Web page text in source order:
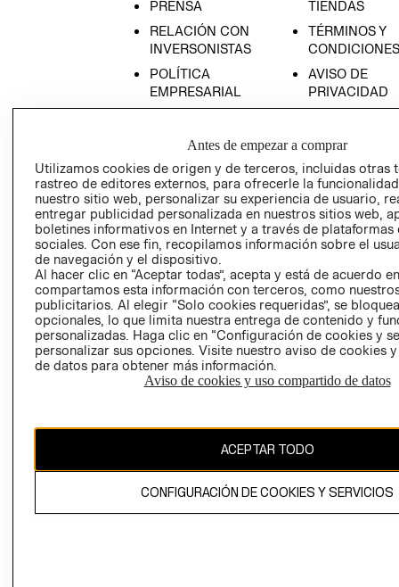
PRENSA
RELACIÓN CON
INVERSONISTAS
POLÍTICA
EMPRESARIAL
TIENDAS
TÉRMINOS Y
CONDICIONES
AVISO DE
PRIVACIDAD
AVISO DE
LIBRO DE
Ecuador ($)
CAMBIAR REGIÓN
propiedad de H&M Hennes & Mauritz AB.
Antes de empezar a comprar
Utilizamos cookies de origen y de terceros, incluidas otras
rastreo de editores externos, para ofrecerle la
nuestro sitio web, personalizar su experiencia de usuario,
entregar publicidad personalizada en nuestros sitios web,
boletines informativos en Internet y a través de plataformas
sociales. Con ese fin, recopilamos información sobre el
de navegación y el dispositivo.
Al hacer clic en “Aceptar todas”, acepta y está de acuerdo
compartamos esta información con terceros, como
publicitarios. Al elegir “Solo cookies requeridas”, se
opcionales, lo que limita nuestra entrega de contenido y
personalizadas. Haga clic en “Configuración de cookies y
personalizar sus opciones. Visite nuestro aviso de cookies
de datos para obtener más información.
Aviso de cookies y uso compartido de datos
ACEPTAR TODO
CONFIGURACIÓN DE COOKIES Y SERVICIOS